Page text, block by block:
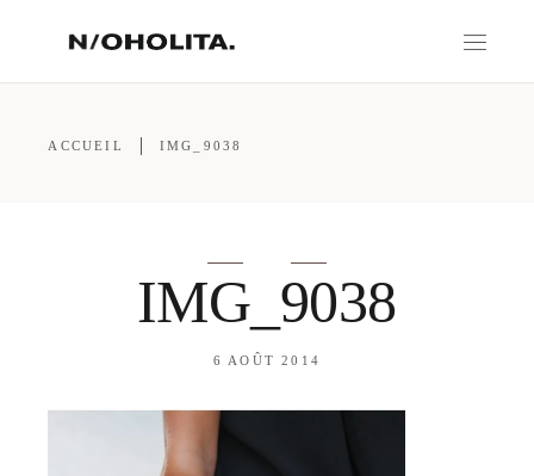
ACCUEIL IMG_9038
IMG_9038
6 AOÛT 2014